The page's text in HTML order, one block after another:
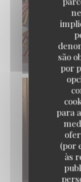
são
por
para
(por
às